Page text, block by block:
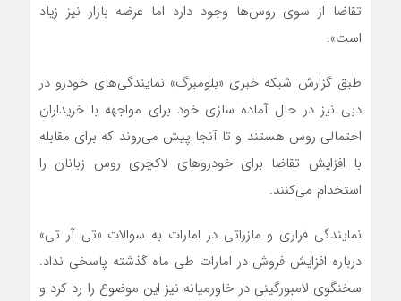
تقاضا از سوی روس‌ها وجود دارد اما عرضه بازار نیز زیاد
است».
طبق گزارش شبکه خبری «بلومبرگ» نمایندگی‌های خودرو در
دبی نیز در حال آماده سازی خود برای مواجهه با خریداران
احتمالی روس هستند و تا آنجا پیش می‌روند که برای مقابله
با افزایش تقاضا برای خودروهای لاکچری روس زبانان را
استخدام می‌کنند.
نمایندگی فراری و مازراتی در امارات به سوالات «تی آر تی»
درباره افزایش فروش در امارات طی ماه گذشته پاسخی نداد.
سخنگوی لامبورگینی در خاورمیانه نیز این موضوع را رد کرد و